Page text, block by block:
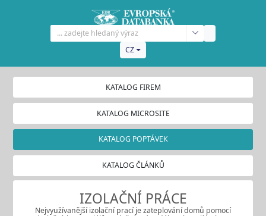
CZ
KATALOG FIREM
KATALOG MICROSITE
KATALOG POPTÁVEK
KATALOG ČLÁNKŮ
IZOLAČNÍ PRÁCE
Nejvyužívanější izolační prací je zateplování domů pomocí